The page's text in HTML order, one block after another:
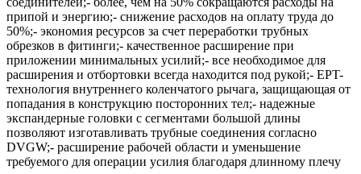
припой и энергию;- снижение расходов на оплату труда до
50%;- экономия ресурсов за счет переработки трубных
обрезков в фитинги;- качественное расширение при
приложении минимальных усилий;- все необходимое для
расширения и отбортовки всегда находится под рукой;- EPT-
технология внутреннего коленчатого рычага, защищающая от
попадания в конструкцию посторонних тел;- надежные
экспандерные головки с сегментами большой длины
позволяют изготавливать трубные соединения согласно
DVGW;- расширение рабочей области и уменьшение
требуемого для операции усилия благодаря длинному плечу